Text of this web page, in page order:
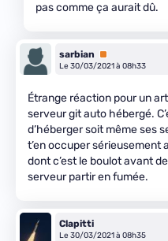
pas comme ça aurait dû.
sarbian
Premium
Le 30/03/2021 à 08h33
Étrange réaction pour un
serveur git auto hébergé.
d’héberger soit même ses
t’en occuper sérieusement
dont c’est le boulot avant
serveur partir en fumée.
Clapitti
Le 30/03/2021 à 08h35